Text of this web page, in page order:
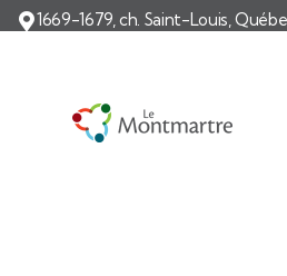
1669-1679, ch. Saint-Louis,